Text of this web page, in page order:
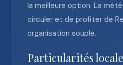
la meilleure option. La
circuler et de profiter de
organisation souple.
Particularités